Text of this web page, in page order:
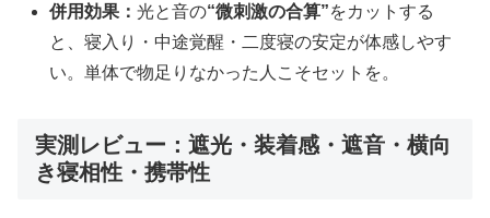
併用効果：光と音の“微刺激の合算”をカットする
と、寝入り・中途覚醒・二度寝の安定が体感しやす
い。単体で物足りなかった人こそセットを。
実測レビュー：遮光・装着感・遮音・横向
き寝相性・携帯性